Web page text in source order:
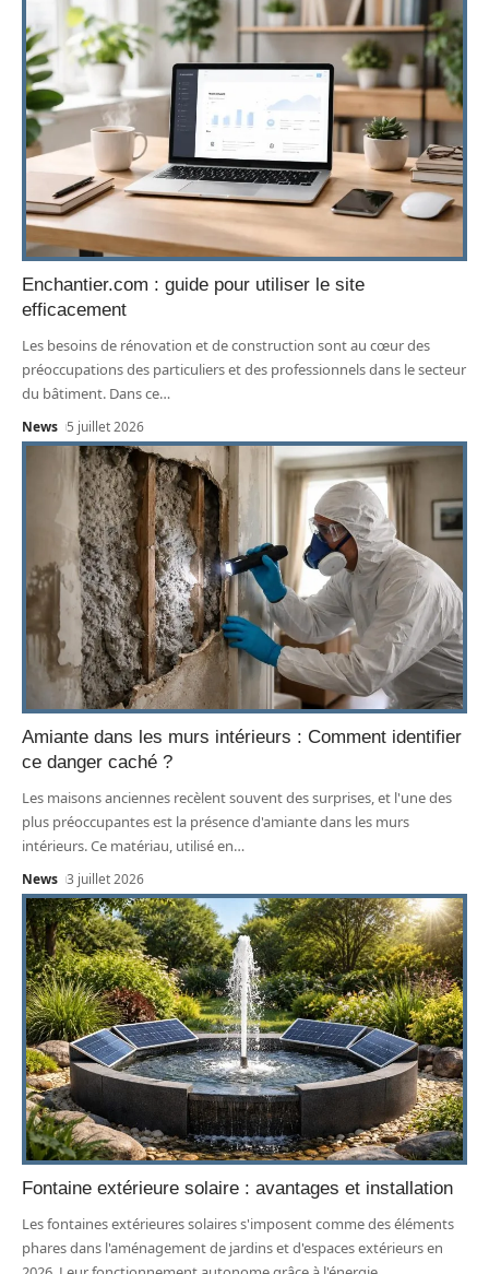
Enchantier.com : guide pour utiliser le site
efficacement
Les besoins de rénovation et de construction sont au cœur des
préoccupations des particuliers et des professionnels dans le secteur
du bâtiment. Dans ce…
News 5 juillet 2026
Amiante dans les murs intérieurs : Comment identifier
ce danger caché ?
Les maisons anciennes recèlent souvent des surprises, et l'une des
plus préoccupantes est la présence d'amiante dans les murs
intérieurs. Ce matériau, utilisé en…
News 3 juillet 2026
Fontaine extérieure solaire : avantages et installation
Les fontaines extérieures solaires s'imposent comme des éléments
phares dans l'aménagement de jardins et d'espaces extérieurs en